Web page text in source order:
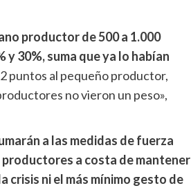
productor de 500 a 1.000
30%, suma que ya lo habían
puntos al pequeño productor,
no vieron un peso»,
a las medidas de fuerza
a costa de mantener
ni el más mínimo gesto de